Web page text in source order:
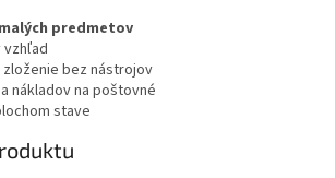
predmetov
bez nástrojov
nákladov na poštovné
stave